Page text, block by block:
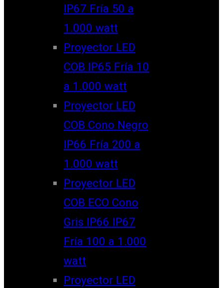
IP67 Fría 50 a
1.000 watt
Proyector LED
COB IP65 Fría 10
a 1.000 watt
Proyector LED
COB Cono Negro
IP66 Fría 200 a
1.000 watt
Proyector LED
COB ECO Cono
Gris IP66 IP67
Fría 100 a 1.000
watt
Proyector LED